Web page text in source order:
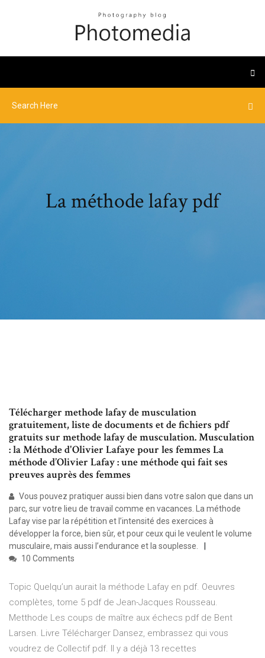
La méthode lafay pdf
Télécharger methode lafay de musculation
gratuitement, liste de documents et de fichiers pdf
gratuits sur methode lafay de musculation. Musculation
: la Méthode d'Olivier Lafaye pour les femmes La
méthode d’Olivier Lafay : une méthode qui fait ses
preuves auprès des femmes
Vous pouvez pratiquer aussi bien dans votre salon que dans un
parc, sur votre lieu de travail comme en vacances. La méthode
Lafay vise par la répétition et l’intensité des exercices à
développer la force, bien sûr, et pour ceux qui le veulent le volume
musculaire, mais aussi l’endurance et la souplesse.
10 Comments
Topic Quelqu’un aurait la méthode Lafay en pdf. Oeuvres
complètes, tome 5 pdf de Jean-Jacques Rousseau.
Metthode Les coups de maître aux échecs pdf de Bent
Larsen. Livre Télécharger Dansez, embrassez qui vous
voudrez de Collectif pdf. Il y a déjà 13 recettes